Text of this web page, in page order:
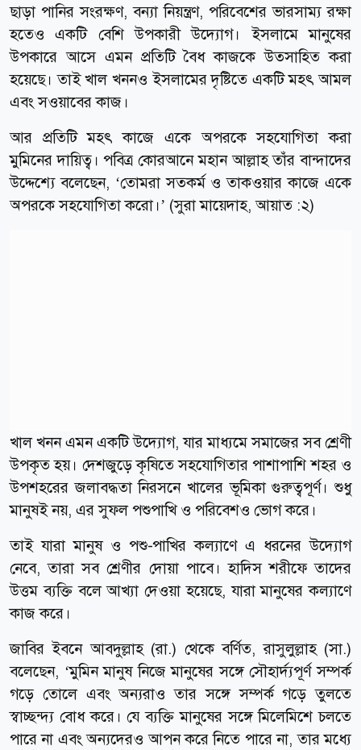
ছাড়া পানির সংরক্ষণ, বন্যা নিয়ন্ত্রণ, পরিবেশের ভারসাম্য রক্ষা
হতেও একটি বেশি উপকারী উদ্যোগ। ইসলামে মানুষের
উপকারে আসে এমন প্রতিটি বৈধ কাজকে উত্সাহিত করা
হয়েছে। তাই খাল খননও ইসলামের দৃষ্টিতে একটি মহৎ আমল
এবং সওয়াবের কাজ।
আর প্রতিটি মহৎ কাজে একে অপরকে সহযোগিতা করা
মুমিনের দায়িত্ব। পবিত্র কোরআনে মহান আল্লাহ তাঁর বান্দাদের
উদ্দেশ্যে বলেছেন, ‘তোমরা সত্কর্ম ও তাকওয়ার কাজে একে
অপরকে সহযোগিতা করো।’ (সুরা মায়েদাহ, আয়াত :২)
খাল খনন এমন একটি উদ্যোগ, যার মাধ্যমে সমাজের সব শ্রেণী
উপকৃত হয়। দেশজুড়ে কৃষিতে সহযোগিতার পাশাপাশি শহর ও
উপশহরের জলাবদ্ধতা নিরসনে খালের ভূমিকা গুরুত্বপূর্ণ। শুধু
মানুষই নয়, এর সুফল পশুপাখি ও পরিবেশও ভোগ করে।
তাই যারা মানুষ ও পশু-পাখির কল্যাণে এ ধরনের উদ্যোগ
নেবে, তারা সব শ্রেণীর দোয়া পাবে। হাদিস শরীফে তাদের
উত্তম ব্যক্তি বলে আখ্যা দেওয়া হয়েছে, যারা মানুষের কল্যাণে
কাজ করে।
জাবির ইবনে আবদুল্লাহ (রা.) থেকে বর্ণিত, রাসুলুল্লাহ (সা.)
বলেছেন, ‘মুমিন মানুষ নিজে মানুষের সঙ্গে সৌহার্দ্যপূর্ণ সম্পর্ক
গড়ে তোলে এবং অন্যরাও তার সঙ্গে সম্পর্ক গড়ে তুলতে
স্বাচ্ছন্দ্য বোধ করে। যে ব্যক্তি মানুষের সঙ্গে মিলেমিশে চলতে
পারে না এবং অন্যদেরও আপন করে নিতে পারে না, তার মধ্যে